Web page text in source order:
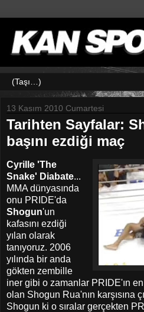
13 Kasım 2010 Cumartesi
Tarihten Sayfalar:
başını ezdiği maç
Cyrille 'The
Snake' Diabate...
MMA dünyasında
onu PRIDE'da
Shogun'un
kafasını ezdiği
yılan olarak
tanıyoruz. 2006
yılında bir anda
gökten zembille
iner gibi o zamanlar PRIDE'ın en
olan Shogun Rua'nın karşısına
Shogun ki o sıralar gerçekten